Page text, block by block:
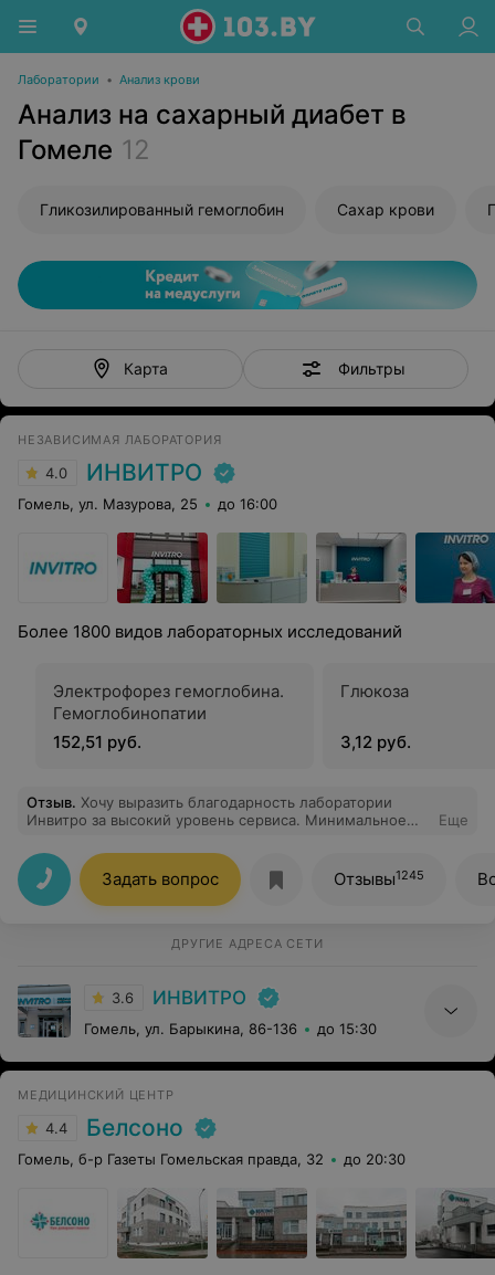
Лаборатории • Анализ крови
Анализ на сахарный диабет в
Гомеле 12
Гликозилированный гемоглобин Сахар крови
Карта Фильтры
НЕЗАВИСИМАЯ ЛАБОРАТОРИЯ
4.0 ИНВИТРО
Гомель, ул. Мазурова, 25 до 16:00
Более 1800 видов лабораторных исследований
Электрофорез гемоглобина.
Гемоглобинопатии
152,51 руб.
Глюкоза
3,12 руб.
Отзыв. Хочу выразить благодарность лаборатории
Инвитро за высокий уровень сервиса. Минимальное
Еще
Задать вопрос Отзывы1245
ДРУГИЕ АДРЕСА СЕТИ
3.6 ИНВИТРО
Гомель, ул. Барыкина, 86-136 до 15:30
МЕДИЦИНСКИЙ ЦЕНТР
4.4 Белсоно
Гомель, б-р Газеты Гомельская правда, 32 до 20:30